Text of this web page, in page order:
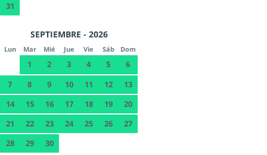
31
SEPTIEMBRE - 2026
Lun Mar Mié Jue Vie Sáb Dom
1 2 3 4 5
6
7
8 9 10 11 12
13
14
15 16 17 18 19
20
21
22 23 24 25 26
27
28
29 30